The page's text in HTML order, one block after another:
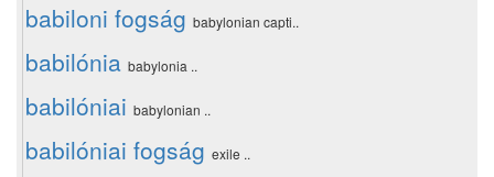
babiloni fogság babylonian capti..
babilónia babylonia ..
babilóniai babylonian ..
babilóniai fogság exile ..